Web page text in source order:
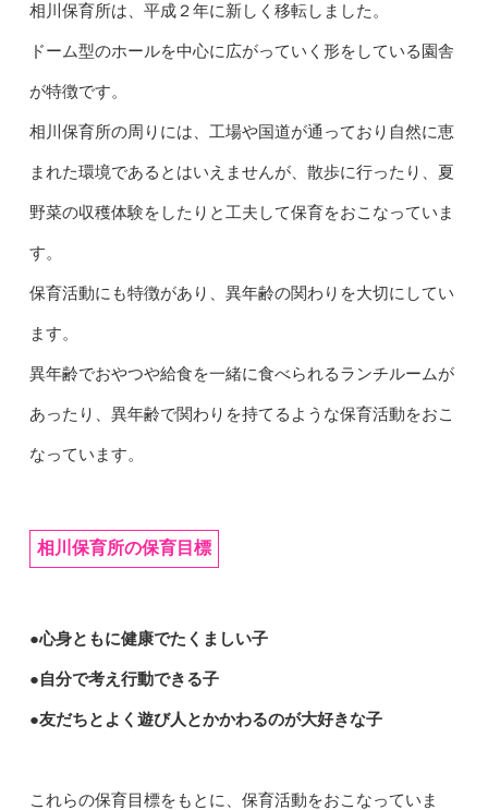
相川保育所は、平成２年に新しく移転しました。
ドーム型のホールを中心に広がっていく形をしている園舎
が特徴です。
相川保育所の周りには、工場や国道が通っており自然に恵
まれた環境であるとはいえませんが、散歩に行ったり、夏
野菜の収穫体験をしたりと工夫して保育をおこなっていま
す。
保育活動にも特徴があり、異年齢の関わりを大切にしてい
ます。
異年齢でおやつや給食を一緒に食べられるランチルームが
あったり、異年齢で関わりを持てるような保育活動をおこ
なっています。
相川保育所の保育目標
●心身ともに健康でたくましい子
●自分で考え行動できる子
●友だちとよく遊び人とかかわるのが大好きな子
これらの保育目標をもとに、保育活動をおこなっていま